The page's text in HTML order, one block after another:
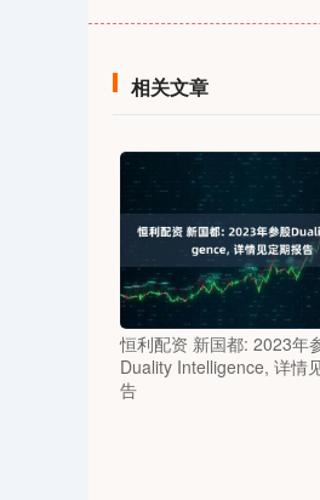
相关文章
恒利配资 新国都: 2023年
Duality Intelligence, 详情
告